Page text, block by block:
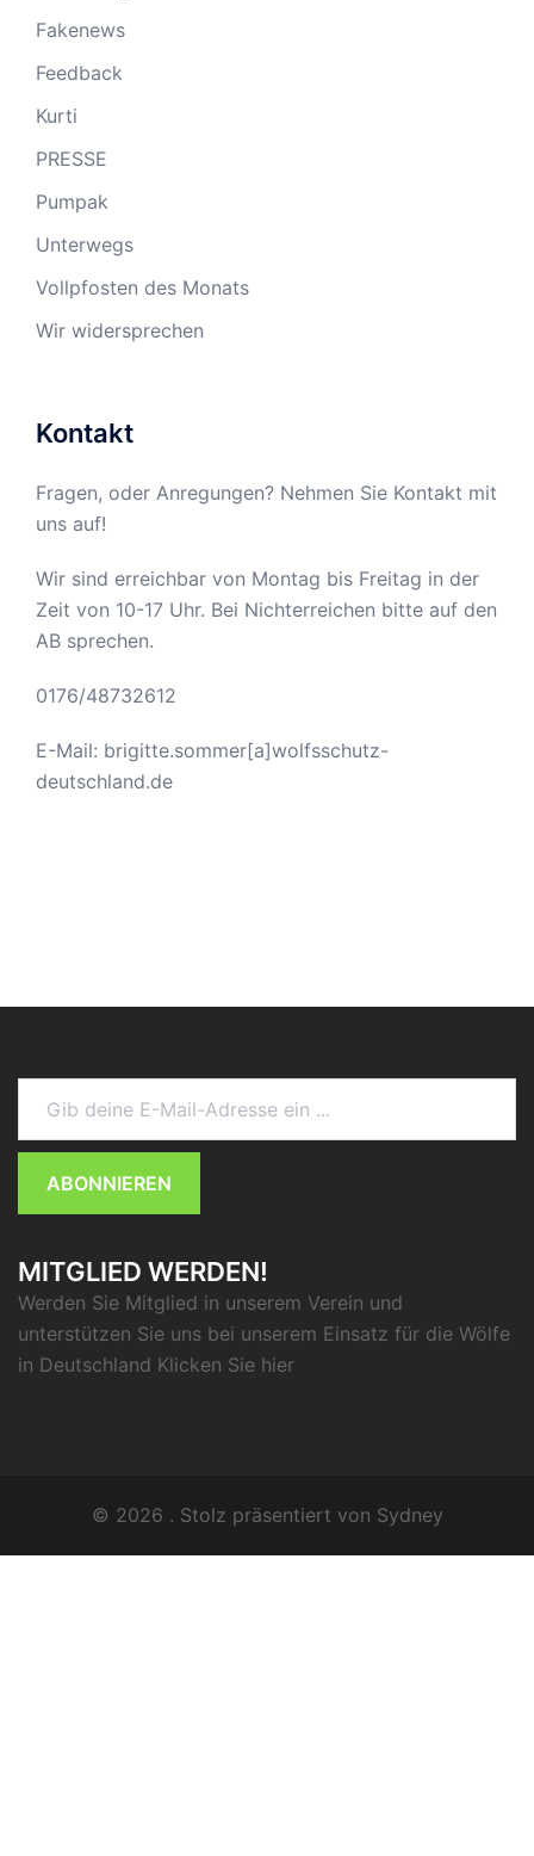
Fakenews
Feedback
Kurti
PRESSE
Pumpak
Unterwegs
Vollpfosten des Monats
Wir widersprechen
Kontakt
Fragen, oder Anregungen? Nehmen Sie Kontakt mit
uns auf!
Wir sind erreichbar von Montag bis Freitag in der
Zeit von 10-17 Uhr. Bei Nichterreichen bitte auf den
AB sprechen.
0176/48732612
E-Mail: brigitte.sommer[a]wolfsschutz-
deutschland.de
Gib deine E-Mail-Adresse ein ...
ABONNIEREN
MITGLIED WERDEN!
Werden Sie Mitglied in unserem Verein und
unterstützen Sie uns bei unserem Einsatz für die Wölfe
in Deutschland Klicken Sie hier
© 2026 . Stolz präsentiert von Sydney